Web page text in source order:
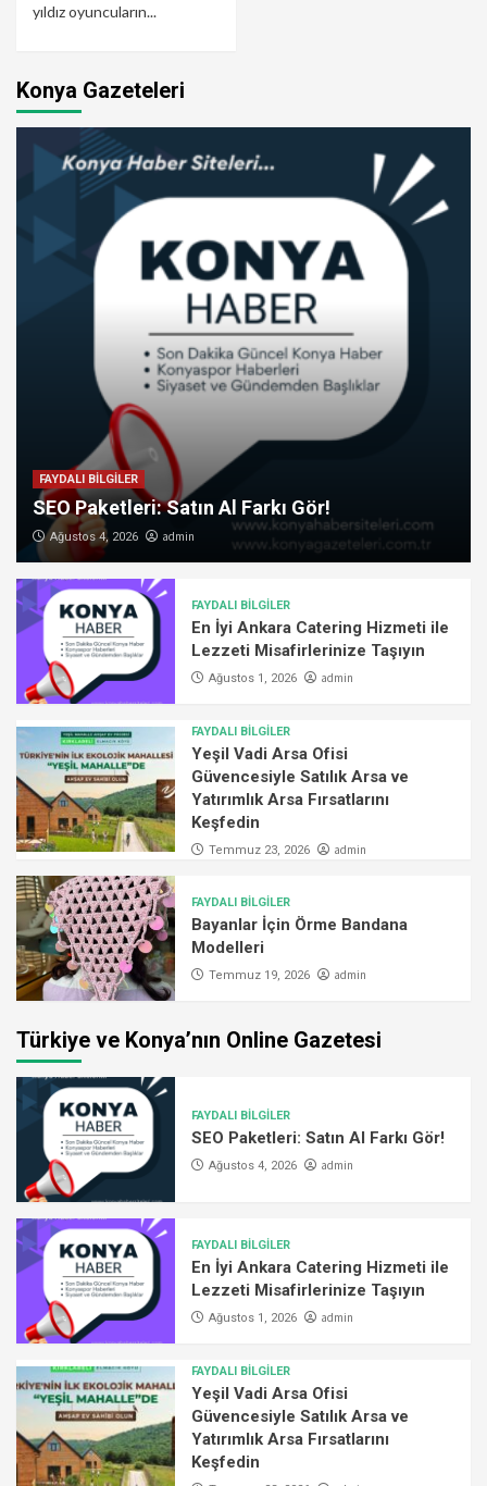
yıldız oyuncuların...
Konya Gazeteleri
FAYDALI BİLGİLER
SEO Paketleri: Satın Al Farkı Gör!
Ağustos 4, 2026 admin
FAYDALI BİLGİLER
En İyi Ankara Catering Hizmeti ile
Lezzeti Misafirlerinize Taşıyın
Ağustos 1, 2026 admin
FAYDALI BİLGİLER
Yeşil Vadi Arsa Ofisi
Güvencesiyle Satılık Arsa ve
Yatırımlık Arsa Fırsatlarını
Keşfedin
Temmuz 23, 2026 admin
FAYDALI BİLGİLER
Bayanlar İçin Örme Bandana
Modelleri
Temmuz 19, 2026 admin
Türkiye ve Konya’nın Online Gazetesi
FAYDALI BİLGİLER
SEO Paketleri: Satın Al Farkı Gör!
Ağustos 4, 2026 admin
FAYDALI BİLGİLER
En İyi Ankara Catering Hizmeti ile
Lezzeti Misafirlerinize Taşıyın
Ağustos 1, 2026 admin
FAYDALI BİLGİLER
Yeşil Vadi Arsa Ofisi
Güvencesiyle Satılık Arsa ve
Yatırımlık Arsa Fırsatlarını
Keşfedin